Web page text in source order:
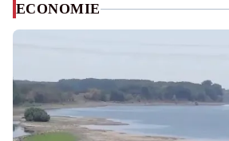
ECONOMIE